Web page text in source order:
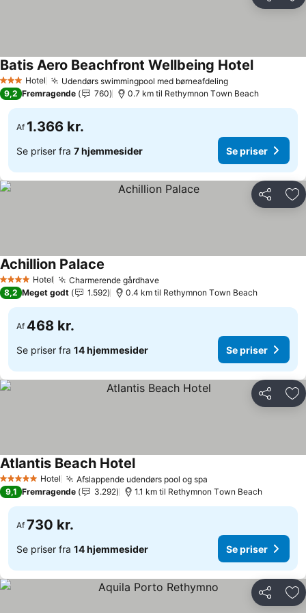
3 StjernerHotel Udendørs swimmingpool med børneafdeling
Batis Aero Beachfront Wellbeing Hotel
9,2 Fremragende 760 0.7 km til Rethymnon Τown Beach
Af 1.366 kr.
Se priser fra 7 hjemmesider Se priser
Del
4 StjernerHotel Charmerende gårdhave
Achillion Palace
8,2 Meget godt 1.592 0.4 km til Rethymnon Τown Beach
Af 468 kr.
Se priser fra 14 hjemmesider Se priser
Del
5 Stjerner Hotel Afslappende udendørs pool og spa
Atlantis Beach Hotel
9,1 Fremragende 3.292 1.1 km til Rethymnon Τown Beach
Af 730 kr.
Se priser fra 14 hjemmesider Se priser
Del